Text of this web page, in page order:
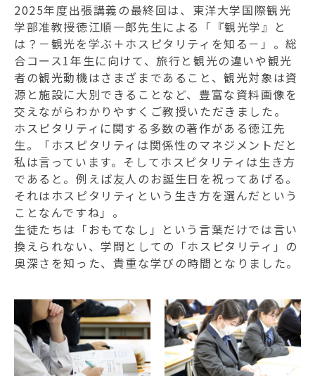
2025年度出張講義の最終回は、東洋大学国際観光
学部准教授徳江順一郎先生による「『観光学』と
は？－観光を学ぶ＋ホスピタリティを知る－」。総
合コース1年生に向けて、旅行と観光の違いや観光
者の観光動機はさまざまであること、観光対象は資
源と施設に大別できることなど、豊富な資料画像を
交えながらわかりやすくご教授いただきました。
ホスピタリティに関する多数の著作がある徳江先
生。「ホスピタリティは関係性のマネジメントだと
私は言っています。そしてホスピタリティは生き方
であると。例えば友人のお誕生日を祝ってあげる。
それはホスピタリティという生き方を選んだという
ことなんですね」。
生徒たちは「おもてなし」という言葉だけでは言い
換えられない、学問としての「ホスピタリティ」の
奥深さを知った、貴重な学びの時間となりました。